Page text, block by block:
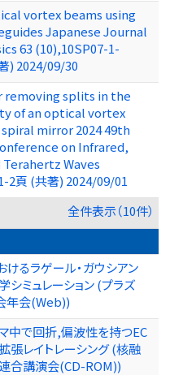
vortex beams using
Japanese Journal
63 (10),10SP07-1-
) 2024/09/30
removing splits in the
of an optical vortex
mirror 2024 49th
on Infrared,
Waves
2頁 (共著) 2024/09/01
全件表示（10件）
けるラゲール・ガウシアン
シミュレーション (プラズ
年会(Web))
中で回折,偏波性を持つEC
張レイトレーシング (核融
合講演会(CD-ROM))